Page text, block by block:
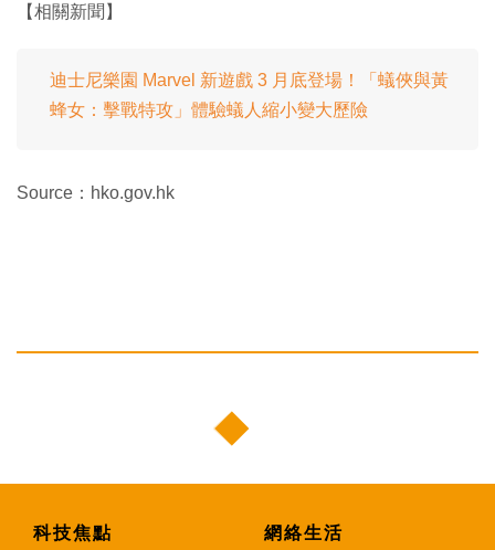
【相關新聞】
迪士尼樂園 Marvel 新遊戲 3 月底登場！「蟻俠與黃
蜂女：擊戰特攻」體驗蟻人縮小變大歷險
Source：hko.gov.hk
科技焦點 網絡生活